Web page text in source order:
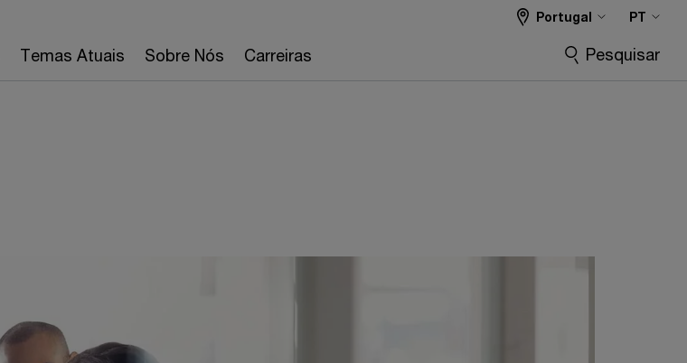
Temas Atuais Sobre Nós Carreiras
Portugal PT
Pesquisar